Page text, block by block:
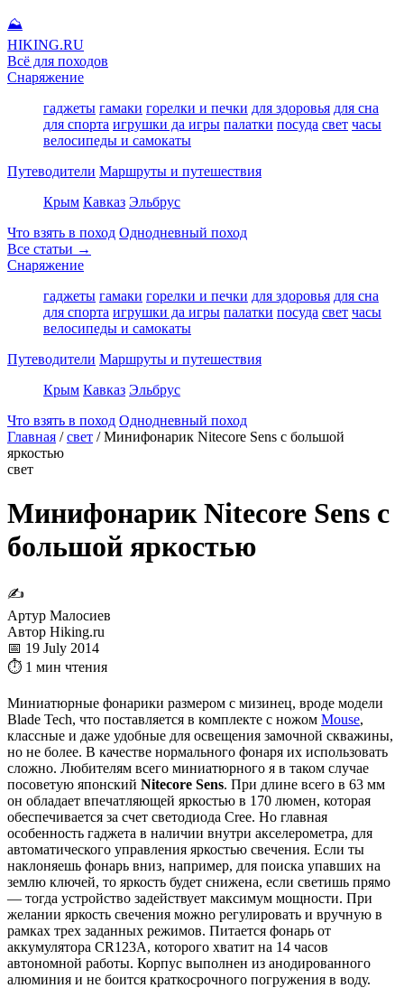
⛰
HIKING.RU
Всё для походов
Снаряжение
гаджеты гамаки горелки и печки для здоровья для сна
для спорта игрушки да игры палатки посуда свет часы
велосипеды и самокаты
Путеводители Маршруты и путешествия
Крым Кавказ Эльбрус
Что взять в поход Однодневный поход
Все статьи →
Снаряжение
гаджеты гамаки горелки и печки для здоровья для сна
для спорта игрушки да игры палатки посуда свет часы
велосипеды и самокаты
Путеводители Маршруты и путешествия
Крым Кавказ Эльбрус
Что взять в поход Однодневный поход
Главная / свет / Минифонарик Nitecore Sens с большой
яркостью
свет
Минифонарик Nitecore Sens с
большой яркостью
✍
Артур Малосиев
Автор Hiking.ru
📅 19 July 2014
⏱ 1 мин чтения
Миниатюрные фонарики размером с мизинец, вроде модели
Blade Tech, что поставляется в комплекте с ножом Mouse,
классные и даже удобные для освещения замочной скважины,
но не более. В качестве нормального фонаря их использовать
сложно. Любителям всего миниатюрного я в таком случае
посоветую японский Nitecore Sens. При длине всего в 63 мм
он обладает впечатляющей яркостью в 170 люмен, которая
обеспечивается за счет светодиода Cree. Но главная
особенность гаджета в наличии внутри акселерометра, для
автоматического управления яркостью свечения. Если ты
наклоняешь фонарь вниз, например, для поиска упавших на
землю ключей, то яркость будет снижена, если светишь прямо
— тогда устройство задействует максимум мощности. При
желании яркость свечения можно регулировать и вручную в
рамках трех заданных режимов. Питается фонарь от
аккумулятора CR123A, которого хватит на 14 часов
автономной работы. Корпус выполнен из анодированного
алюминия и не боится краткосрочного погружения в воду.